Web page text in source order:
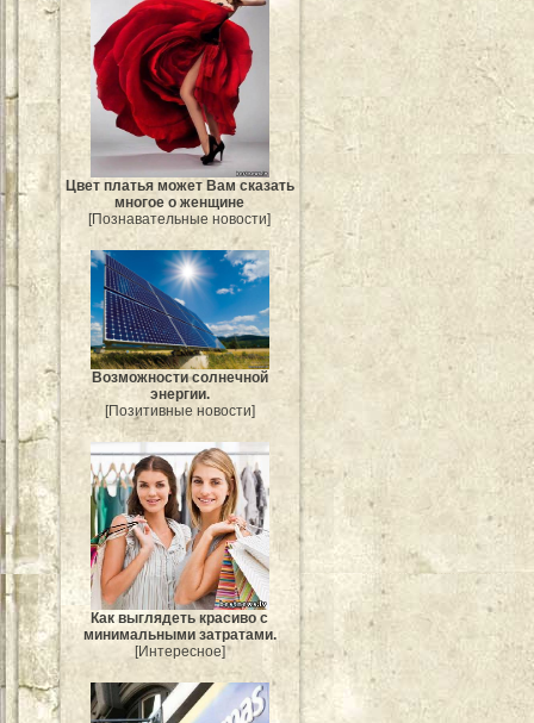
Цвет платья может Вам сказать
многое о женщине
[Познавательные новости]
Возможности солнечной
энергии.
[Позитивные новости]
Как выглядеть красиво с
минимальными затратами.
[Интересное]